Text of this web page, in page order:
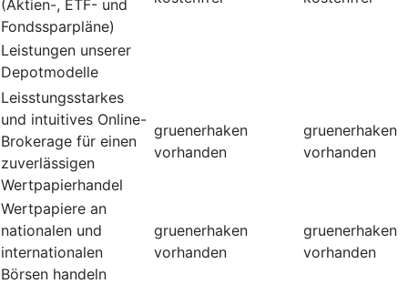
(Aktien-, ETF- und
Fondssparpläne)
Leistungen unserer
Depotmodelle
Leisstungsstarkes
und intuitives Online-
Brokerage für einen
zuverlässigen
Wertpapierhandel
gruenerhaken
vorhanden
gruenerhaken
vorhanden
Wertpapiere an
nationalen und
internationalen
Börsen handeln
gruenerhaken
vorhanden
gruenerhaken
vorhanden